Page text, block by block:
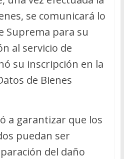
se comunicará lo
Suprema para su
al servicio de
su inscripción en la
de Bienes
a garantizar que los
puedan ser
del daño